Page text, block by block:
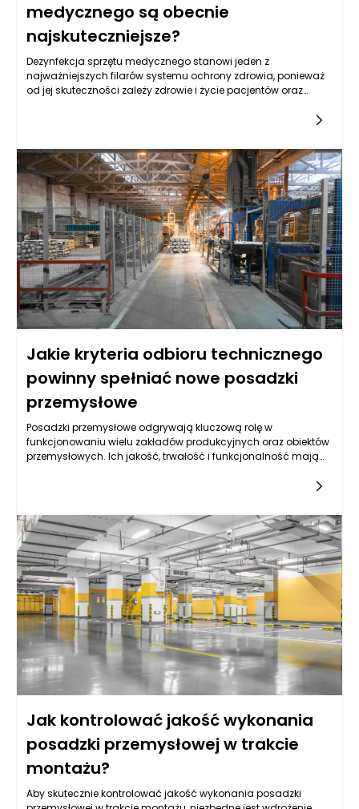
medycznego są obecnie
najskuteczniejsze?
Dezynfekcja sprzętu medycznego stanowi jeden z
najważniejszych filarów systemu ochrony zdrowia, ponieważ
od jej skuteczności zależy zdrowie i życie pacjentów oraz
tym obszarze mogą prowadzić do poważnych konsekwencji,
najtrudniejszych powikłań w leczeniu. Dzisiejsze podejście do
dezynfekcji wykracza poza proste stosowanie środków
chemicznych – łączy wiedzę z zakresu mikrobiologii,
rygorystyczne procedury sanitarne oraz innowacyjne
technologie, które wspierają skuteczne usuwanie patogenów.
Niezastąpione okazują się tutaj płyny do dezynfekcji urządzeń,
które pozwalają utrzymać wysoki poziom higieny i zgodność z
międzynarodowymi normami epidemiologicznymi.
Jakie kryteria odbioru technicznego
powinny spełniać nowe posadzki
przemysłowe
Posadzki przemysłowe odgrywają kluczową rolę w
funkcjonowaniu wielu zakładów produkcyjnych oraz obiektów
przemysłowych. Ich jakość, trwałość i funkcjonalność mają
pracowników. Aby zapewnić wysoką jakość nowych posadzek
odbioru technicznego. W każdym krytycznym etapie oceny
należy zweryfikować różne aspekty, które wpływają na
trwałość i użytkowość podłoża.
Jak kontrolować jakość wykonania
posadzki przemysłowej w trakcie
montażu?
Aby skutecznie kontrolować jakość wykonania posadzki